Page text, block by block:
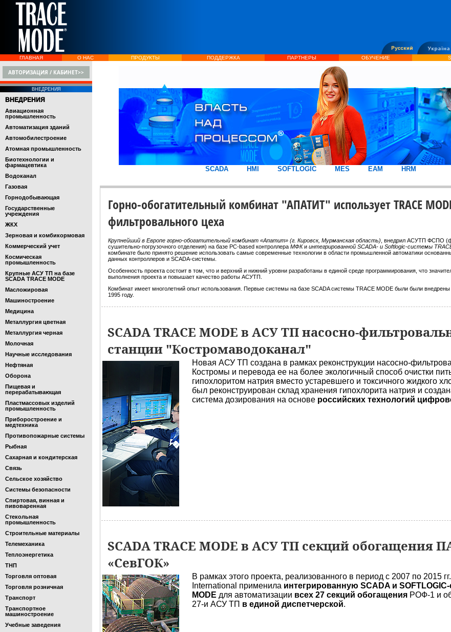
ГЛАВНАЯ О НАС ПРОДУКТЫ ПОДДЕРЖКА ПАРТНЕРЫ ОБУЧЕНИЕ
АВТОРИЗАЦИЯ / КАБИНЕТ>>
ВНЕДРЕНИЯ
ВНЕДРЕНИЯ
Авиационная
промышленность
Автоматизация зданий
Автомобилестроение
Атомная промышленность
Биотехнологии и
фармацевтика
Водоканал
Газовая
Горнодобывающая
Государственные
учреждения
ЖКХ
Зерновая и комбикормовая
Коммерческий учет
Космическая
промышленность
Крупные АСУ ТП на базе
SCADA TRACE MODE
Масложировая
Машиностроение
Медицина
Металлургия цветная
Металлургия черная
Молочная
Научные исследования
Нефтяная
Оборона
Пищевая и
перерабатывающая
Пластмассовых изделий
промышленность
Приборостроение и
медтехника
Противопожарные системы
Рыбная
Сахарная и кондитерская
Связь
Сельское хозяйство
Системы безопасности
Спиртовая, винная и
пивоваренная
Стекольная
промышленность
Строительные материалы
Телемеханика
Теплоэнергетика
ТНП
Торговля оптовая
Торговля розничная
Транспорт
Транспортное
машиностроение
Учебные заведения
SCADA HMI SOFTLOGIC MES EAM HRM
Горно-обогатительный комбинат "АПАТИТ" использует TRACE
фильтровального цеха
Крупнейший в Европе горно-обогатительный комбинат «Апатит» (г. Кировск, Мурманская область) , внедрил АСУТП ФСПО
сушительно-погрузочного отделения) на базе PC-based контроллера МФКи интегрированной SCADA- и Softlogic-системы
комбинате было принято решение использовать самые современные технологии в области промышленной автоматики
данных контроллеров и SCADA-системы.
Особенность проекта состоит в том, что и верхний и нижний уровни разработаны в единой среде программирования, что
выполнения проекта и повышает качество работы АСУТП.
Комбинат имеет многолетний опыт использования. Первые системы на базе SCADA системы TRACE MODE были были
1995 году.
SCADA TRACE MODE в АСУ ТП насосно-
станции "Костромаводоканал"
Новая АСУ ТП создана в рамках реконструкции насосно-
Костромы и перевода ее на более экологичный способ очистки
гипохлоритом натрия вместо устаревшего и токсичного жидкого
был реконструирован склад хранения гипохлорита натрия и
система дозирования на основе российских технологий
SCADA TRACE MODE в АСУ ТП секций обогащения
«СевГОК»
В рамках этого проекта, реализованного в период с 2007 по 2015
International применила интегрированную SCADA и
MODE для автоматизации всех 27 секций обогащения РОФ-1 и
27-и АСУ ТП в единой диспетчерской.